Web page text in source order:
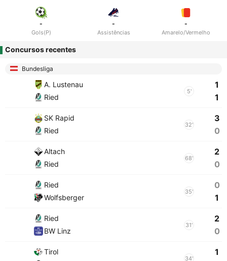
-
Gols(P)
-
Assistências
-
Amarelo/Vermelho
Concursos recentes
Bundesliga
A. Lustenau
Ried
5'
1
1
SK Rapid
Ried
32'
3
0
Altach
Ried
68'
2
0
Ried
Wolfsberger
35'
0
1
Ried
BW Linz
31'
2
0
Tirol
34'
1